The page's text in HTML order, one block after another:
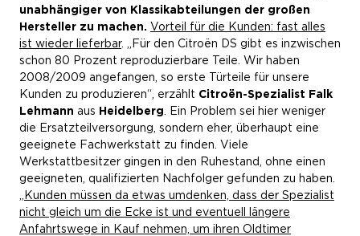
unabhängiger von Klassikabteilungen der großen
Hersteller zu machen. Vorteil für die Kunden: fast alles
ist wieder lieferbar. „Für den Citroën DS gibt es inzwischen
schon 80 Prozent reproduzierbare Teile. Wir haben
2008/2009 angefangen, so erste Türteile für unsere
Kunden zu produzieren“, erzählt Citroën-Spezialist Falk
Lehmann aus Heidelberg . Ein Problem sei hier weniger
die Ersatzteilversorgung, sondern eher, überhaupt eine
geeignete Fachwerkstatt zu finden. Viele
Werkstattbesitzer gingen in den Ruhestand, ohne einen
geeigneten, qualifizierten Nachfolger gefunden zu haben.
Kunden müssen da etwas umdenken, dass der Spezialist
nicht gleich um die Ecke ist und eventuell längere
Anfahrtswege in Kauf nehmen, um ihren Oldtimer